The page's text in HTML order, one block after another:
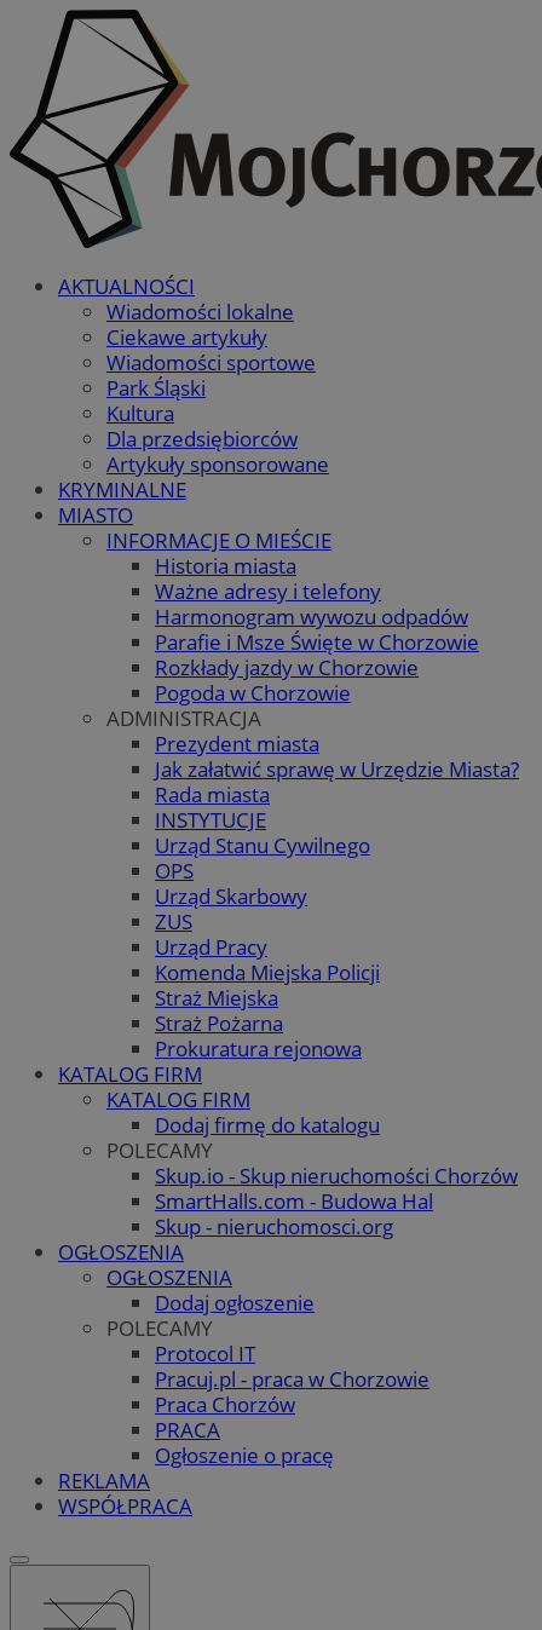
AKTUALNOŚCI
Wiadomości lokalne
Ciekawe artykuły
Wiadomości sportowe
Park Śląski
Kultura
Dla przedsiębiorców
Artykuły sponsorowane
KRYMINALNE
MIASTO
INFORMACJE O MIEŚCIE
Historia miasta
Ważne adresy i telefony
Harmonogram wywozu odpadów
Parafie i Msze Święte w Chorzowie
Rozkłady jazdy w Chorzowie
Pogoda w Chorzowie
ADMINISTRACJA
Prezydent miasta
Jak załatwić sprawę w Urzędzie Miasta?
Rada miasta
INSTYTUCJE
Urząd Stanu Cywilnego
OPS
Urząd Skarbowy
ZUS
Urząd Pracy
Komenda Miejska Policji
Straż Miejska
Straż Pożarna
Prokuratura rejonowa
KATALOG FIRM
KATALOG FIRM
Dodaj firmę do katalogu
POLECAMY
Skup.io - Skup nieruchomości Chorzów
SmartHalls.com - Budowa Hal
Skup - nieruchomosci.org
OGŁOSZENIA
OGŁOSZENIA
Dodaj ogłoszenie
POLECAMY
Protocol IT
Pracuj.pl - praca w Chorzowie
Praca Chorzów
PRACA
Ogłoszenie o pracę
REKLAMA
WSPÓŁPRACA